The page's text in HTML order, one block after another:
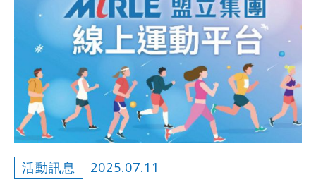
活動訊息 2025.07.11